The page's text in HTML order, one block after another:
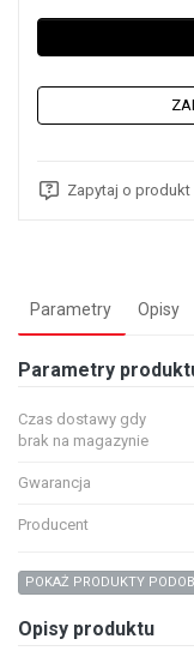
Zapytaj o produkt
Parametry Opisy
Parametry
Czas dostawy gdy
brak na magazynie
Gwarancja
Producent
POKAŻ PRODUKTY
Opisy produktu